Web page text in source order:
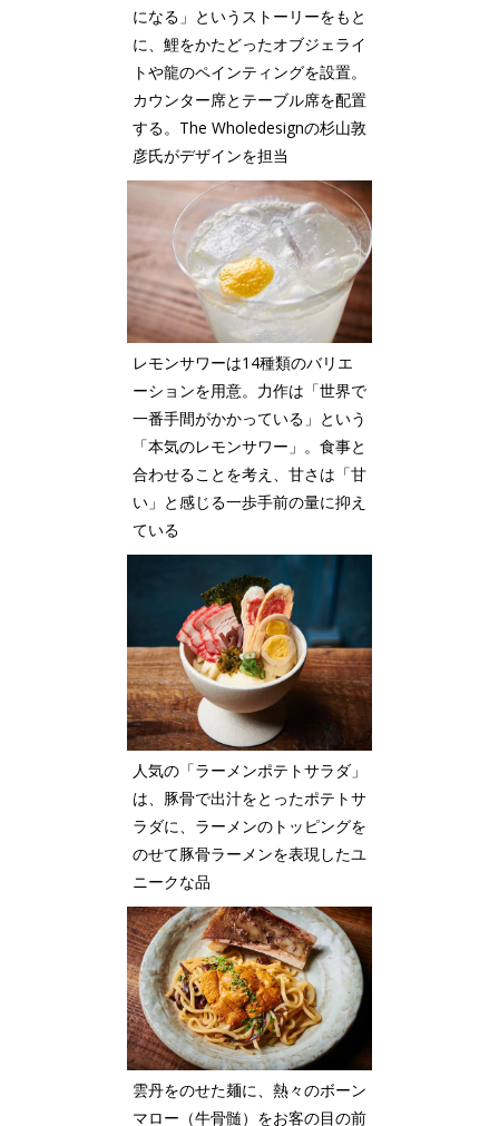
になる」というストーリーをもと
に、鯉をかたどったオブジェライ
トや龍のペインティングを設置。
カウンター席とテーブル席を配置
する。The Wholedesignの杉山敦
彦氏がデザインを担当
レモンサワーは14種類のバリエ
ーションを用意。力作は「世界で
一番手間がかかっている」という
「本気のレモンサワー」。食事と
合わせることを考え、甘さは「甘
い」と感じる一歩手前の量に抑え
ている
人気の「ラーメンポテトサラダ」
は、豚骨で出汁をとったポテトサ
ラダに、ラーメンのトッピングを
のせて豚骨ラーメンを表現したユ
ニークな品
雲丹をのせた麺に、熱々のボーン
マロー（牛骨髄）をお客の目の前